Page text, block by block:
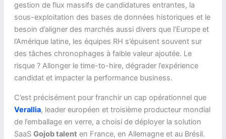
gestion de flux massifs de candidatures entrantes, la
sous-exploitation des bases de données historiques et le
besoin d’aligner des marchés aussi divers que l’Europe et
l’Amérique latine, les équipes RH s’épuisent souvent sur
des tâches chronophages à faible valeur ajoutée. Le
risque ? Allonger le time-to-hire, dégrader l’expérience
candidat et impacter la performance business.
C’est précisément pour franchir un cap opérationnel que
Verallia, leader européen et troisième producteur mondial
de l’emballage en verre, a choisi de déployer la solution
SaaS Gojob talent en France, en Allemagne et au Brésil.